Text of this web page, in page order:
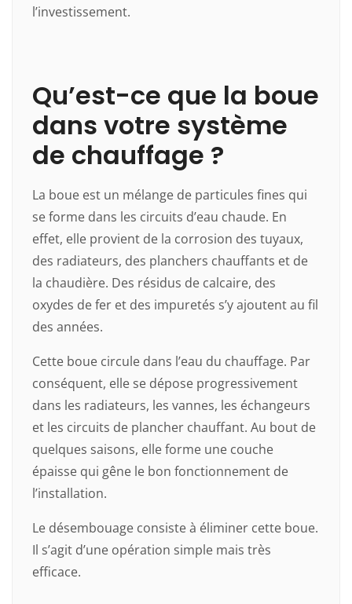
l’investissement.
Qu’est-ce que la boue
dans votre système
de chauffage ?
La boue est un mélange de particules fines qui
se forme dans les circuits d’eau chaude. En
effet, elle provient de la corrosion des tuyaux,
des radiateurs, des planchers chauffants et de
la chaudière. Des résidus de calcaire, des
oxydes de fer et des impuretés s’y ajoutent au fil
des années.
Cette boue circule dans l’eau du chauffage. Par
conséquent, elle se dépose progressivement
dans les radiateurs, les vannes, les échangeurs
et les circuits de plancher chauffant. Au bout de
quelques saisons, elle forme une couche
épaisse qui gêne le bon fonctionnement de
l’installation.
Le désembouage consiste à éliminer cette boue.
Il s’agit d’une opération simple mais très
efficace.